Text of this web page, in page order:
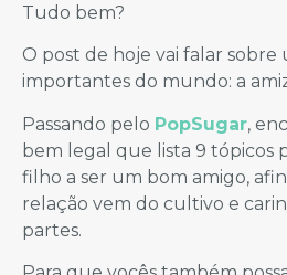
Tudo bem?
O post de hoje vai falar sobre
importantes do mundo: a
Passando pelo PopSugar,
bem legal que lista 9 tópicos
filho a ser um bom amigo,
relação vem do cultivo e
partes.